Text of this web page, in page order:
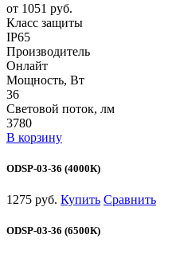
от 1051 руб.
Класс защиты
IP65
Производитель
Онлайт
Мощность, Вт
36
Световой поток, лм
3780
В корзину
ODSP-03-36 (4000К)
1275 руб. Купить Сравнить
ODSP-03-36 (6500К)